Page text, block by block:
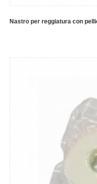
Nastro per reggiatura con